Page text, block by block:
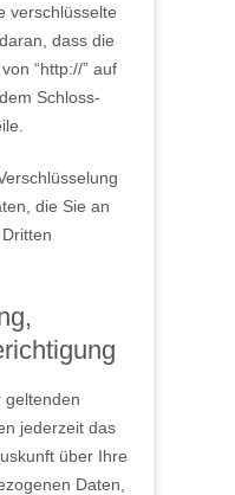
verschlüsselte
dass die
“http://” auf
Schloss-
die Sie an
geltenden
jederzeit das
über Ihre
Daten,